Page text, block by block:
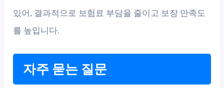
있어, 결과적으로 보험료 부담을 줄이고 보장 만족도
를 높입니다.
자주 묻는 질문